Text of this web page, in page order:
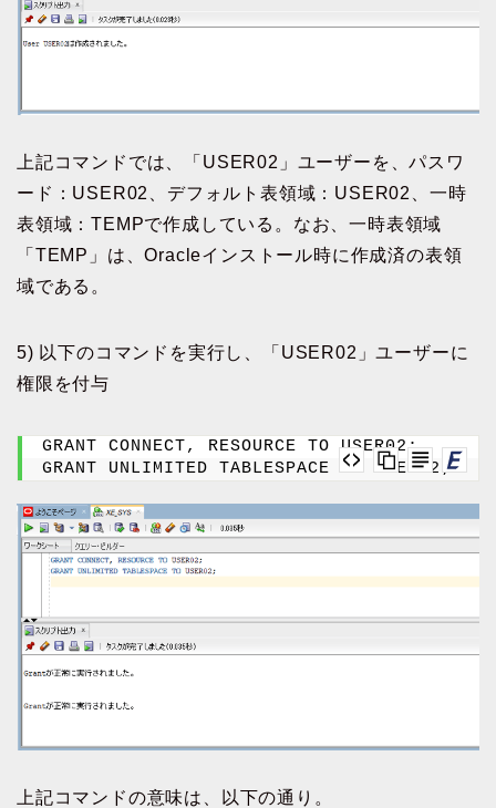
上記コマンドでは、「USER02」ユーザーを、パスワ
ード：USER02、デフォルト表領域：USER02、一時
表領域：TEMPで作成している。なお、一時表領域
「TEMP」は、Oracleインストール時に作成済の表領
域である。
5) 以下のコマンドを実行し、「USER02」ユーザーに
権限を付与
GRANT CONNECT, RESOURCE TO USER02;
GRANT UNLIMITED TABLESPACE TO USER02;
上記コマンドの意味は、以下の通り。